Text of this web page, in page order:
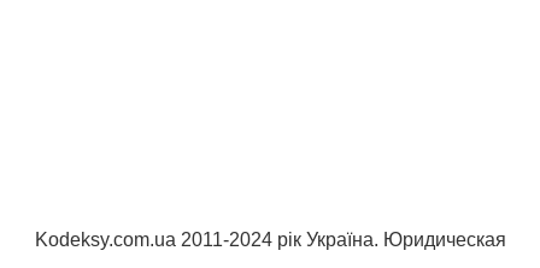
Kodeksy.com.ua 2011-2024 рік Україна. Юридическая